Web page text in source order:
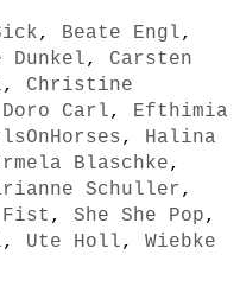
, Beate Engl,
, Carsten
, Christine
Doro Carl, Efthimia
, Halina
Blaschke,
Schuller,
Fist , She She Pop,
, Ute Holl, Wiebke